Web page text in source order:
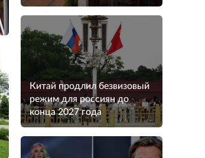
Китай продлил безвизовый
режим для россиян до
конца 2027 года